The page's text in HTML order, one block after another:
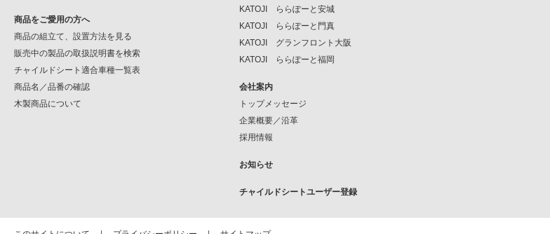
商品をご愛用の方へ
商品の組立て、設置方法を見る
販売中の製品の取扱説明書を検索
チャイルドシート適合車種一覧表
商品名／品番の確認
木製商品について
KATOJI ららぽーと安城
KATOJI ららぽーと門真
KATOJI グランフロント大阪
KATOJI ららぽーと福岡
会社案内
トップメッセージ
企業概要／沿革
採用情報
お知らせ
チャイルドシートユーザー登録